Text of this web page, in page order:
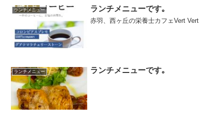
ランチメニュー ランチメニューです｡
赤羽、西ヶ丘の栄養士カフェVert Vert
ランチメニュー ランチメニューです｡